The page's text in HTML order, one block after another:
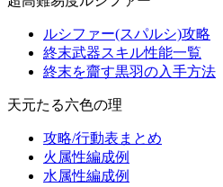
ルシファー(スパルシ)攻略
終末武器スキル性能一覧
終末を齎す黒羽の入手方法
天元たる六色の理
攻略/行動表まとめ
火属性編成例
水属性編成例